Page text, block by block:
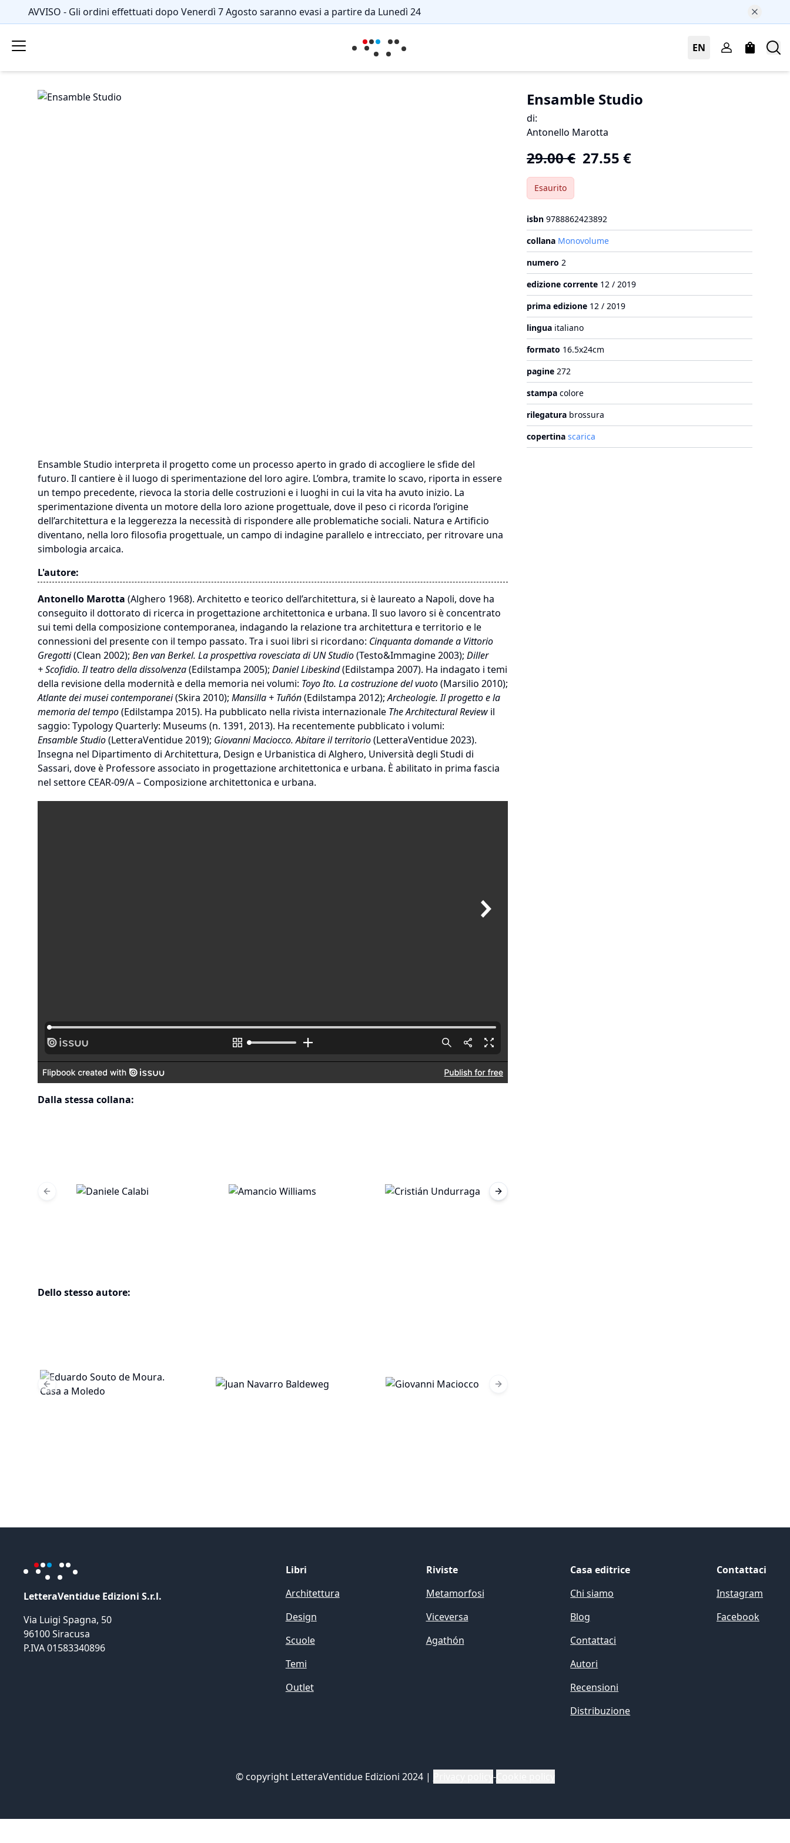
AVVISO - Gli ordini effettuati dopo Venerdì 7 Agosto saranno evasi a partire da Lunedì 24
EN
Ensamble Studio
di:
Antonello Marotta
29.00€ 27.55 €
Esaurito
isbn 9788862423892
collana Monovolume
numero 2
edizione corrente 12 / 2019
prima edizione 12 / 2019
lingua italiano
formato 16.5x24cm
pagine 272
stampa colore
rilegatura brossura
copertina scarica
Ensamble Studio interpreta il progetto come un processo aperto in grado di accogliere le sfide del
futuro. Il cantiere è il luogo di sperimentazione del loro agire. L’ombra, tramite lo scavo, riporta in essere
un tempo precedente, rievoca la storia delle costruzioni e i luoghi in cui la vita ha avuto inizio. La
sperimentazione diventa un motore della loro azione progettuale, dove il peso ci ricorda l’origine
dell’architettura e la leggerezza la necessità di rispondere alle problematiche sociali. Natura e Artificio
diventano, nella loro filosofia progettuale, un campo di indagine parallelo e intrecciato, per ritrovare una
simbologia arcaica.
L'autore:
Antonello Marotta (Alghero 1968). Architetto e teorico dell’architettura, si è laureato a Napoli, dove ha
conseguito il dottorato di ricerca in progettazione architettonica e urbana. Il suo lavoro si è concentrato
sui temi della composizione contemporanea, indagando la relazione tra architettura e territorio e le
connessioni del presente con il tempo passato. Tra i suoi libri si ricordano: Cinquanta domandea Vittorio
Gregotti(Clean 2002); Ben vanBerkel. La prospettiva rovesciata di UNStudio(Testo&Immagine 2003); Diller
+Scofidio. Il teatro della dissolvenza(Edilstampa 2005); Daniel Libeskind(Edilstampa 2007). Ha indagato i temi
della revisione della modernità e della memoria nei volumi: Toyo Ito. Lacostruzione del vuoto(Marsilio 2010);
Atlantedei musei contemporanei(Skira 2010); Mansilla + Tuñón(Edilstampa 2012);Archeologie. Ilprogetto e la
memoria del tempo(Edilstampa 2015). Ha pubblicato nella rivista internazionale The Architectural Review il
saggio: Typology Quarterly: Museums (n. 1391, 2013). Ha recentemente pubblicato i volumi:
EnsambleStudio(LetteraVentidue 2019); Giovanni Maciocco. Abitare il territorio(LetteraVentidue 2023).
Insegna nel Dipartimento di Architettura, Design e Urbanistica di Alghero, Università degli Studi di
Sassari, dove è Professore associato in progettazione architettonica e urbana. È abilitato in prima fascia
nel settore CEAR-09/A – Composizione architettonica e urbana.
Dalla stessa collana:
Previous slide Next slide
Dello stesso autore:
Previous slide Next slide
LetteraVentidue Edizioni S.r.l.
Via Luigi Spagna, 50
96100 Siracusa
P.IVA 01583340896
Libri
Architettura
Design
Scuole
Temi
Outlet
Riviste
Metamorfosi
Viceversa
Agathón
Casa editrice
Chi siamo
Blog
Contattaci
Autori
Recensioni
Distribuzione
Contattaci
Instagram
Facebook
© copyright LetteraVentidue Edizioni 2024 | -Cookie policy